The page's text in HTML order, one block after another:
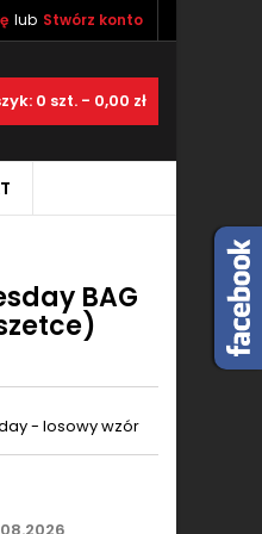
lub Stwórz konto
0 szt. - 0,00 zł
BAG
- losowy wzór